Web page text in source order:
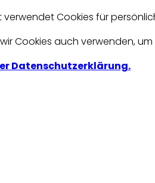
Cookies für
Cookies auch verwenden,
Datenschutzerklärung.